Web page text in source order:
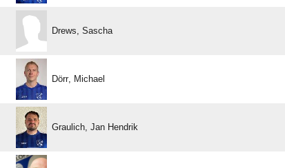
 
 
  